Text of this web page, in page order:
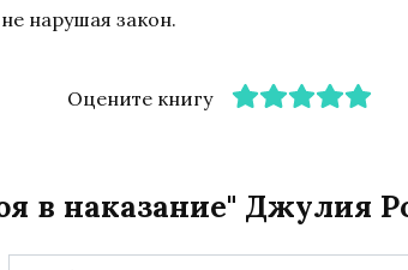
нарушая закон.
Оцените книгу
в наказание" Джулия